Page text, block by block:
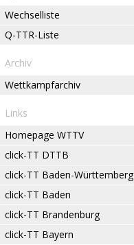
Wechselliste
Q-TTR-Liste
Archiv
Wettkampfarchiv
Links
Homepage WTTV
click-TT DTTB
click-TT Baden-Württemberg
click-TT Baden
click-TT Brandenburg
click-TT Bayern